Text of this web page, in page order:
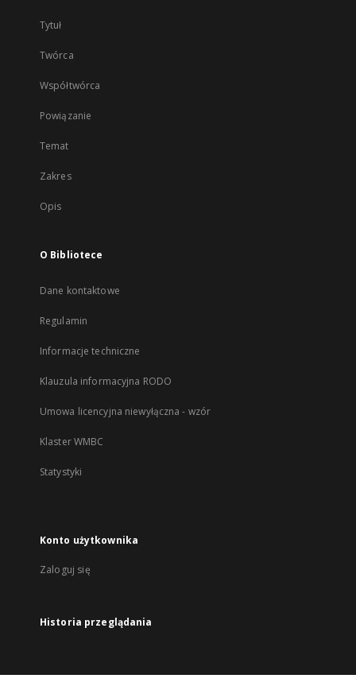
Tytuł
Twórca
Współtwórca
Powiązanie
Temat
Zakres
Opis
O Bibliotece
Dane kontaktowe
Regulamin
Informacje techniczne
Klauzula informacyjna RODO
Umowa licencyjna niewyłączna - wzór
Klaster WMBC
Statystyki
Konto użytkownika
Zaloguj się
Historia przeglądania